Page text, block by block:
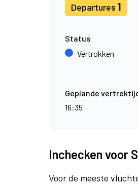
Departures 1
Status
Vertrokken
Geplande
16:35
Inchecken voor
Voor de meeste